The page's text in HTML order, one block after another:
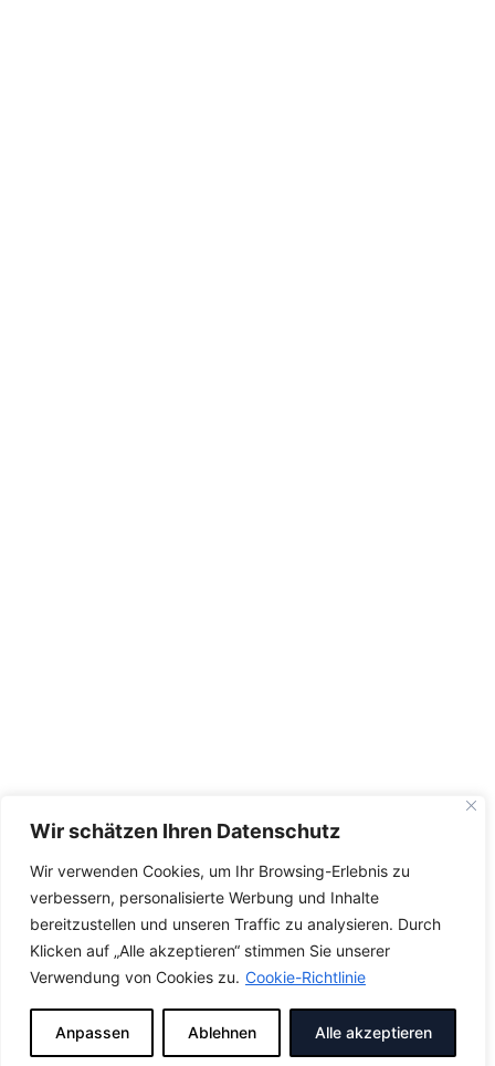
Wir schätzen Ihren Datenschutz
Wir verwenden Cookies, um Ihr Browsing-Erlebnis zu
verbessern, personalisierte Werbung und Inhalte
bereitzustellen und unseren Traffic zu analysieren. Durch
Klicken auf „Alle akzeptieren“ stimmen Sie unserer
Verwendung von Cookies zu. Cookie-Richtlinie
Anpassen Ablehnen Alle akzeptieren